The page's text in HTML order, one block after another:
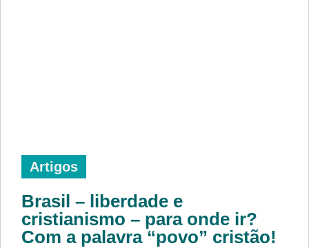
Artigos
Brasil – liberdade e
cristianismo – para onde ir?
Com a palavra “povo” cristão!